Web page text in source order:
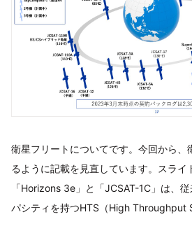
衛星フリートについてです。今回から、
るように記載を見直しています。スライ
「Horizons 3e」と「JCSAT-1C」は、
パシティを持つHTS（High Throughput